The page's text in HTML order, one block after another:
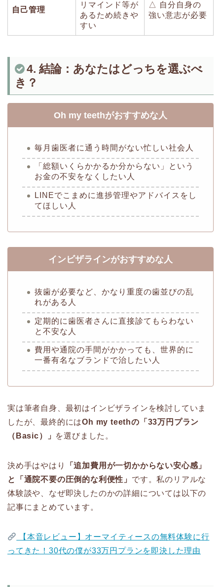
自己管理
リマインド等が
あるため続きや
すい
△ 自分自身の
強い意志が必要
4. 結論：あなたはどっちを選ぶべ
き？
Oh my teethがおすすめな人
毎月歯医者に通う時間がない忙しい社会人
「総額いくらかかるか分からない」という
お金の不安をなくしたい人
LINEでこまめに進捗管理やアドバイスをし
てほしい人
インビザラインがおすすめな人
抜歯が必要など、かなり重度の歯並びの乱
れがある人
定期的に歯医者さんに直接診てもらわない
と不安な人
費用や通院の手間がかかっても、世界的に
一番有名なブランドで治したい人
実は筆者自身、最初はインビザラインを検討していま
したが、最終的にはOh my teethの「33万円プラン
（Basic）」 を選びました。
決め手はやはり
「追加費用が一切かからない安心感」
と「通院不要の圧倒的な利便性」 です。私のリアルな
体験談や、なぜ即決したのかの詳細については以下の
記事にまとめています。
【本音レビュー】オーマイティースの無料体験に行
ってきた！30代の僕が33万円プランを即決した理由